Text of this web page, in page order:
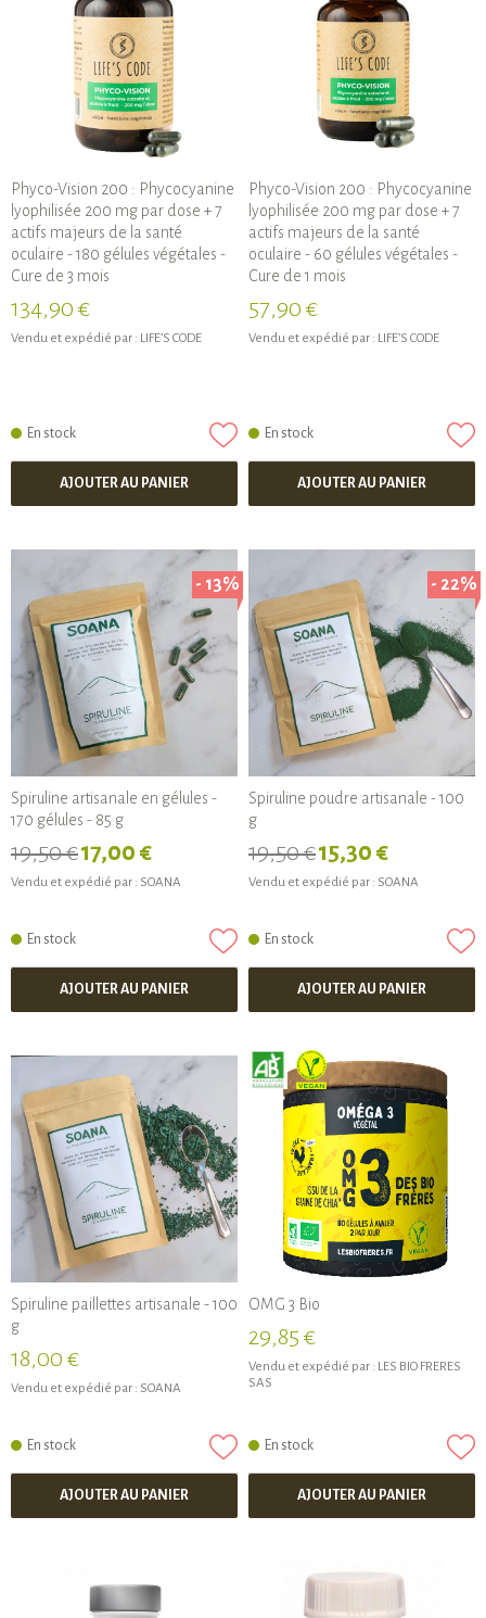
Phyco-Vision 200 : Phycocyanine
lyophilisée 200 mg par dose + 7
actifs majeurs de la santé
oculaire - 180 gélules végétales -
Cure de 3 mois
134,90 €
Vendu et expédié par : LIFE’S CODE
En stock
AJOUTER AU PANIER
Phyco-Vision 200 : Phycocyanine
lyophilisée 200 mg par dose + 7
actifs majeurs de la santé
oculaire - 60 gélules végétales -
Cure de 1 mois
57,90 €
Vendu et expédié par : LIFE’S CODE
En stock
AJOUTER AU PANIER
- 13%
Spiruline artisanale en gélules -
170 gélules - 85 g
19,50 €17,00 €
Vendu et expédié par : SOANA
En stock
AJOUTER AU PANIER
- 22%
Spiruline poudre artisanale - 100
g
19,50 €15,30 €
Vendu et expédié par : SOANA
En stock
AJOUTER AU PANIER
Spiruline paillettes artisanale - 100
g
18,00 €
Vendu et expédié par : SOANA
En stock
AJOUTER AU PANIER
OMG 3 Bio
29,85 €
Vendu et expédié par : LES BIO FRERES
SAS
En stock
AJOUTER AU PANIER